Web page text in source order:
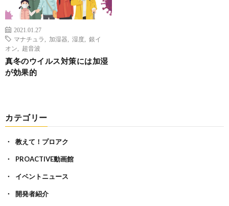
2021.01.27
マナチュラ
加湿器 湿度
銀イ
オン
超音波
真冬のウイルス対策には加湿
が効果的
カテゴリー
教えて！プロアク
PROACTIVE動画館
イベントニュース
開発者紹介